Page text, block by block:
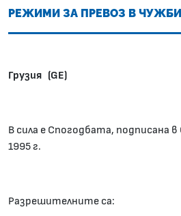
РЕЖИМИ ЗА ПРЕВОЗ В
Грузия (GE)
В сила е Спогодбата, подписана в
1995 г.
Разрешителните са: